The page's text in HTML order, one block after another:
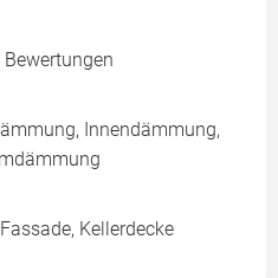
Innendämmung,
Kellerdecke